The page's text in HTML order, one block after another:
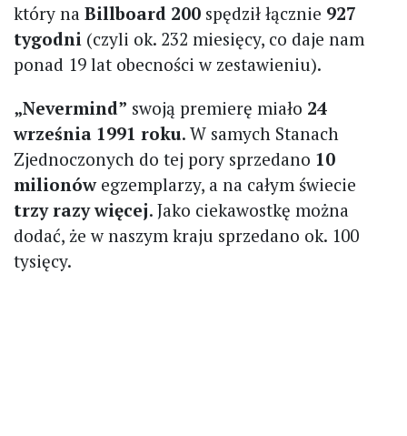
który na Billboard 200 spędził łącznie 927
tygodni (czyli ok. 232 miesięcy, co daje nam
ponad 19 lat obecności w zestawieniu).
„Nevermind” swoją premierę miało 24
września 1991 roku. W samych Stanach
Zjednoczonych do tej pory sprzedano 10
milionówegzemplarzy, a na całym świecie
trzy razy więcej. Jako ciekawostkę można
dodać, że w naszym kraju sprzedano ok. 100
tysięcy.